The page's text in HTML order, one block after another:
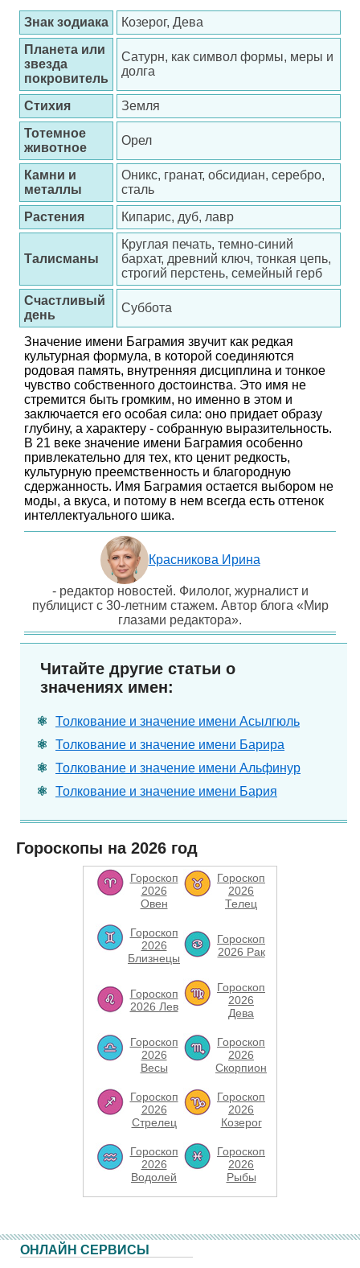
Знак зодиака
Козерог, Дева
Планета или
звезда
покровитель
Сатурн, как символ формы, меры и
долга
Стихия
Земля
Тотемное
животное
Орел
Камни и
металлы
Оникс, гранат, обсидиан, серебро,
сталь
Растения
Кипарис, дуб, лавр
Талисманы
Круглая печать, темно-синий
бархат, древний ключ, тонкая цепь,
строгий перстень, семейный герб
Счастливый
день
Суббота
Значение имени Баграмия звучит как редкая
культурная формула, в которой соединяются
родовая память, внутренняя дисциплина и тонкое
чувство собственного достоинства. Это имя не
стремится быть громким, но именно в этом и
заключается его особая сила: оно придает образу
глубину, а характеру - собранную выразительность.
В 21 веке значение имени Баграмия особенно
привлекательно для тех, кто ценит редкость,
культурную преемственность и благородную
сдержанность. Имя Баграмия остается выбором не
моды, а вкуса, и потому в нем всегда есть оттенок
интеллектуального шика.
Красникова Ирина
- редактор новостей. Филолог, журналист и
публицист с 30-летним стажем. Автор блога «Мир
глазами редактора».
Читайте другие статьи о
значениях имен:
Толкование и значение имени Асылгюль
Толкование и значение имени Барира
Толкование и значение имени Альфинур
Толкование и значение имени Бария
Гороскопы на 2026 год
Гороскоп
2026
Овен
Гороскоп
2026
Телец
Гороскоп
2026
Близнецы
Гороскоп
2026 Рак
Гороскоп
2026 Лев
Гороскоп
2026
Дева
Гороскоп
2026
Весы
Гороскоп
2026
Скорпион
Гороскоп
2026
Стрелец
Гороскоп
2026
Козерог
Гороскоп
2026
Водолей
Гороскоп
2026
Рыбы
ОНЛАЙН СЕРВИСЫ